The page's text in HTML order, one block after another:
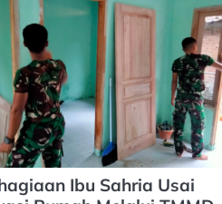
Ibu Sahria Usai